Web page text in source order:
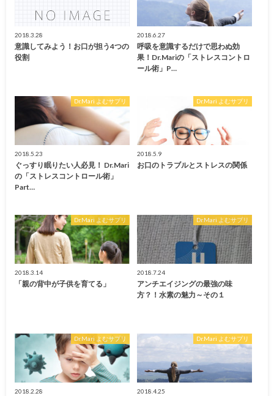
2018.3.28
意識してみよう！お口が担う4つの
役割
2018.6.27
呼吸を意識するだけで思わぬ効
果！Dr.Mariの「ストレスコントロ
ール術」P…
Dr.Mari よむサプリ
2018.5.23
ぐっすり眠りたい人必見！ Dr.Mari
の「ストレスコントロール術」
Part…
Dr.Mari よむサプリ
2018.5.9
お口のトラブルとストレスの関係
Dr.Mari よむサプリ
2018.3.14
「親の背中が子供を育てる」
Dr.Mari よむサプリ
2018.7.24
アンチエイジングの最強の味
方？！水素の魅力～その１
Dr.Mari よむサプリ
2018.2.28
Dr.Mari よむサプリ
2018.4.25